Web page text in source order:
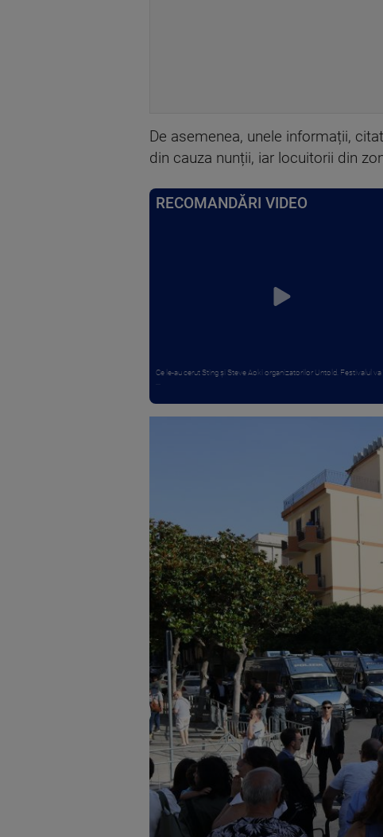
De asemenea, unele informații,
din cauza nunții, iar locuitorii din
RECOMANDĂRI VIDEO
Ce le-au cerut Sting și Steve Aoki organizatorilor Untold. Festivalul va